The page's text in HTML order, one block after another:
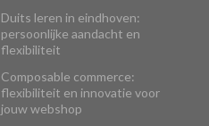
Duits leren in eindhoven:
persoonlijke aandacht en
flexibiliteit
Composable commerce:
flexibiliteit en innovatie voor
jouw webshop